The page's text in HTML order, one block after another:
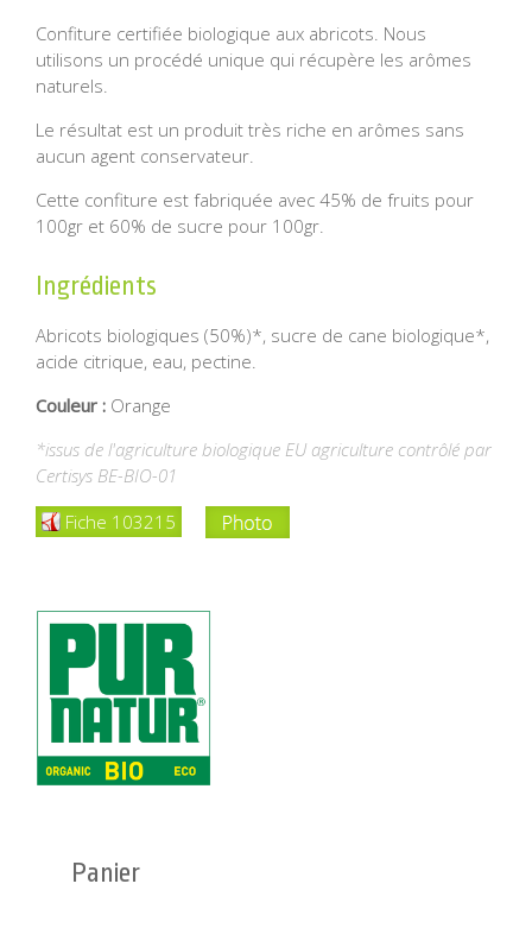
Confiture certifiée biologique aux abricots. Nous
utilisons un procédé unique qui récupère les arômes
naturels.
Le résultat est un produit très riche en arômes sans
aucun agent conservateur.
Cette confiture est fabriquée avec 45% de fruits pour
100gr et 60% de sucre pour 100gr.
Ingrédients
Abricots biologiques (50%)*, sucre de cane biologique*,
acide citrique, eau, pectine.
Couleur : Orange
*issus de l'agriculture biologique EU agriculture contrôlé par
Certisys BE-BIO-01
Fiche 103215
Panier